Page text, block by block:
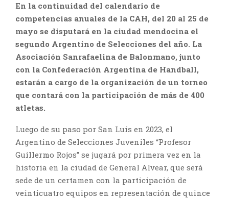
En la continuidad del calendario de
competencias anuales de la CAH, del 20 al 25 de
mayo se disputará en la ciudad mendocina el
segundo Argentino de Selecciones del año. La
Asociación Sanrafaelina de Balonmano, junto
con la Confederación Argentina de Handball,
estarán a cargo de la organización de un torneo
que contará con la participación de más de 400
atletas.
Luego de su paso por San Luis en 2023, el
Argentino de Selecciones Juveniles “Profesor
Guillermo Rojos” se jugará por primera vez en la
historia en la ciudad de General Alvear, que será
sede de un certamen con la participación de
veinticuatro equipos en representación de quince